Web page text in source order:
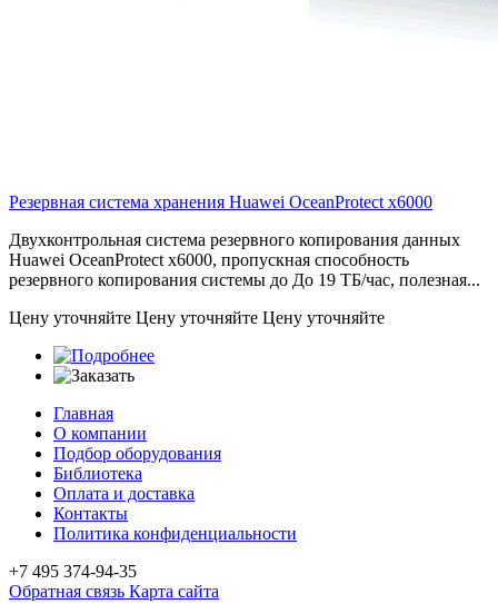
Резервная система хранения Huawei OceanProtect x6000
Двухконтрольная система резервного копирования данных
Huawei OceanProtect x6000, пропускная способность
резервного копирования системы до До 19 ТБ/час, полезная...
Цену уточняйте Цену уточняйте Цену уточняйте
Главная
О компании
Подбор оборудования
Библиотека
Оплата и доставка
Контакты
Политика конфиденциальности
+7 495 374-94-35
Обратная связь Карта сайта